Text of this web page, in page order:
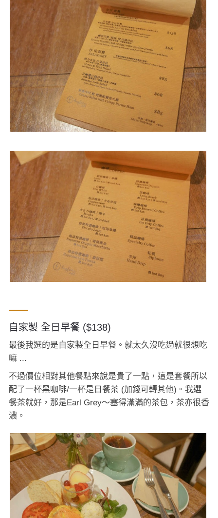
自家製 全日早餐 ($138)
最後我選的是自家製全日早餐。就太久沒吃過就很想吃
嘛 ...
不過價位相對其他餐點來說是貴了一點，這是套餐所以
配了一杯黑咖啡/一杯是日餐茶 (加錢可轉其他)。我選
餐茶就好，那是Earl Grey～塞得滿滿的茶包，茶亦很香
濃。